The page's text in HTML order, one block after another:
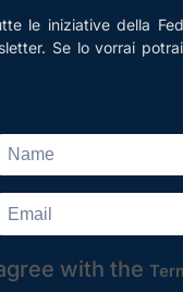
le iniziative della
Se lo vorrai
with the